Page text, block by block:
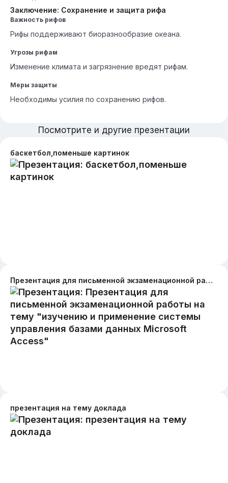
Заключение: Сохранение и защита рифа
Важность рифов
Рифы поддерживают биоразнообразие океана.
Угрозы рифам
Изменение климата и загрязнение вредят рифам.
Меры защиты
Необходимы усилия по сохранению рифов.
Посмотрите и другие презентации
баскетбол,поменьше картинок
Презентация для письменной экзаменационной работы на тему "изучению и применение системы управления базами данных Microsoft Access"
презентация на тему доклада